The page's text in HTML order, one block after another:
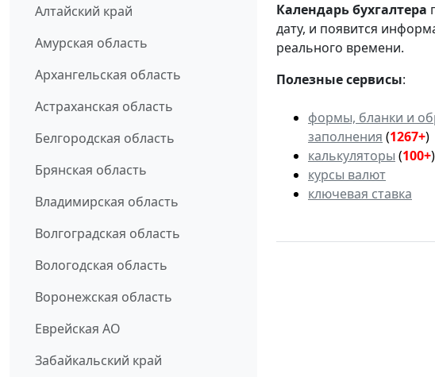
Алтайский край
Амурская область
Архангельская область
Астраханская область
Белгородская область
Брянская область
Владимирская область
Волгоградская область
Вологодская область
Воронежская область
Еврейская АО
Забайкальский край
Календарьбухгалтера
дату, и появится
реального времени.
Полезные сервисы:
формы, бланки и
заполнения (1267+)
калькуляторы (100+)
курсы валют
ключевая ставка